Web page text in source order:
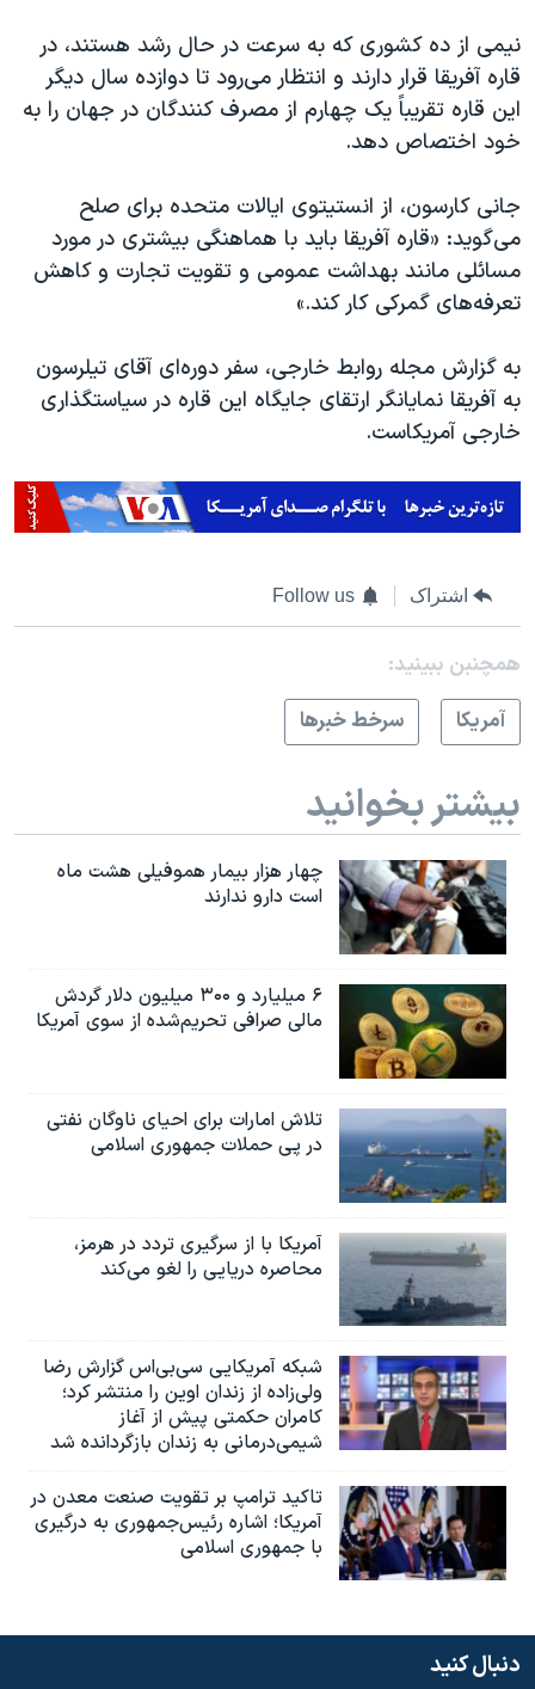
نیمی از ده کشوری که به سرعت در حال رشد هستند، در
قاره آفریقا قرار دارند و انتظار می‌رود تا دوازده سال دیگر
این قاره تقریباً یک چهارم از مصرف کنندگان در جهان را به
خود اختصاص دهد.
جانی کارسون، از انستیتوی ایالات متحده برای صلح
می‌گوید: «قاره آفریقا باید با هماهنگی بیشتری در مورد
مسائلی مانند بهداشت عمومی و تقویت تجارت و کاهش
تعرفه‌های گمرکی کار کند.»
به گزارش مجله روابط خارجی، سفر دوره‌ای آقای تیلرسون
به آفریقا نمایانگر ارتقای جایگاه این قاره در سیاستگذاری
خارجی آمریکاست.
اشتراک Follow us
همچنبن ببینید:
آمريکا
سرخط خبرها
بیشتر بخوانید
چهار هزار بیمار هموفیلی هشت ماه
است دارو ندارند
۶ میلیارد و ۳۰۰ میلیون دلار گردش
مالی صرافی تحریم‌شده از سوی آمریکا
تلاش امارات برای احیای ناوگان نفتی
در پی حملات جمهوری اسلامی
آمریکا با از سرگیری تردد در هرمز،
محاصره دریایی را لغو می‌کند
شبکه آمریکایی سی‌بی‌‌اس گزارش رضا
ولی‌زاده از زندان اوین را منتشر کرد؛
کامران حکمتی پیش از آغاز
شیمی‌درمانی به زندان بازگردانده شد
تاکید ترامپ بر تقویت صنعت معدن در
آمریکا؛ اشاره رئیس‌جمهوری به درگیری
با جمهوری اسلامی
دنبال کنید